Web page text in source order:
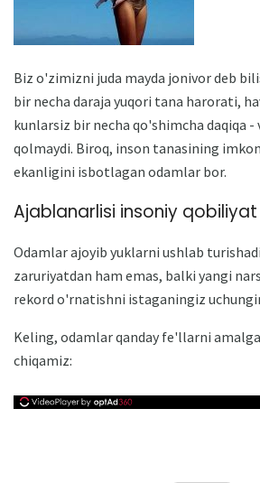
Biz o'zimizni juda mayda jonivor deb
bir necha daraja yuqori tana harorati,
kunlarsiz bir necha qo'shimcha daqiqa -
qolmaydi. Biroq, inson tanasining
ekanligini isbotlagan odamlar bor.
Ajablanarlisi insoniy qobiliyat
Odamlar ajoyib yuklarni ushlab
zaruriyatdan ham emas, balki yangi
rekord o'rnatishni istaganingiz
Keling, odamlar qanday fe'llarni
chiqamiz: